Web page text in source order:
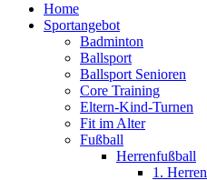
Home
Sportangebot
Badminton
Ballsport
Ballsport Senioren
Core Training
Eltern-Kind-Turnen
Fit im Alter
Fußball
Herrenfußball
1. Herren